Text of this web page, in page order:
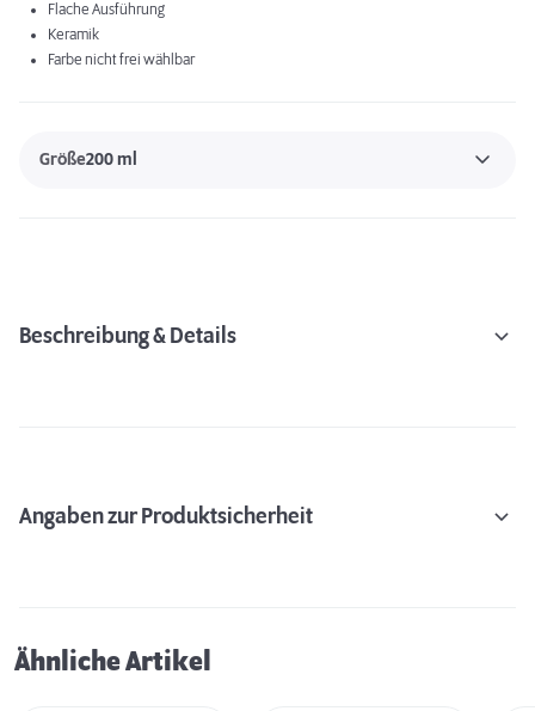
Flache Ausführung
Keramik
Farbe nicht frei wählbar
Größe200 ml
Beschreibung & Details
Angaben zur Produktsicherheit
Ähnliche Artikel